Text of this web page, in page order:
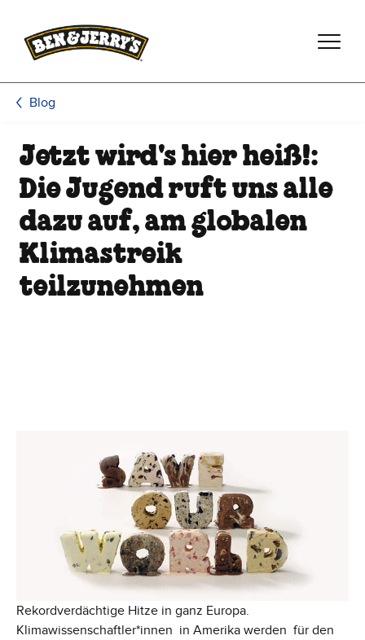
Blog
Jetzt wird's hier heiß!:
Die Jugend ruft uns alle
dazu auf, am globalen
Klimastreik
teilzunehmen
Rekordverdächtige Hitze in ganz Europa.
Klimawissenschaftler*innen in Amerika werden für den